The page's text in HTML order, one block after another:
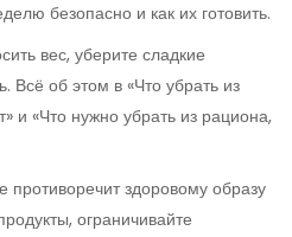
безопасно и как их готовить.
вес, уберите сладкие
Всё об этом в «Что убрать из
и «Что нужно убрать из рациона,
противоречит здоровому образу
ограничивайте